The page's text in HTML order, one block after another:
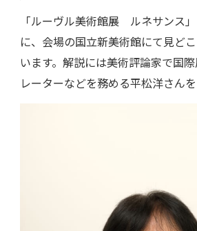
「ルーヴル美術館展 ルネサンス
に、会場の国立新美術館にて見ど
います。解説には美術評論家で国
レーターなどを務める平松洋さん